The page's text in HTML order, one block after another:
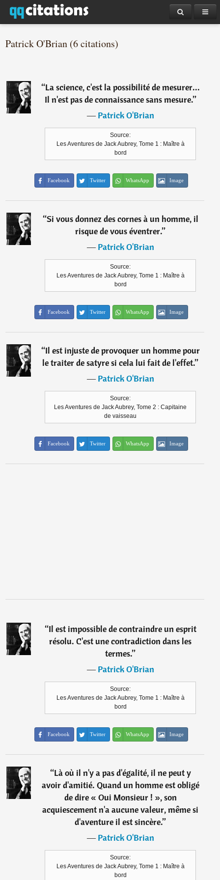
Patrick O'Brian (6 citations)
“La science, c'est la possibilité de mesurer...
Il n'est pas de connaissance sans mesure.”
―Patrick O'Brian
Source:
Les Aventures de Jack Aubrey, Tome 1 : Maître à
bord
Facebook Twitter WhatsApp Image
“Si vous donnez des cornes à un homme, il
risque de vous éventrer.”
―Patrick O'Brian
Source:
Les Aventures de Jack Aubrey, Tome 1 : Maître à
bord
Facebook Twitter WhatsApp Image
“Il est injuste de provoquer un homme pour
le traiter de satyre si cela lui fait de l'effet.”
―Patrick O'Brian
Source:
Les Aventures de Jack Aubrey, Tome 2 : Capitaine
de vaisseau
Facebook Twitter WhatsApp Image
“Il est impossible de contraindre un esprit
résolu. C'est une contradiction dans les
termes.”
―Patrick O'Brian
Source:
Les Aventures de Jack Aubrey, Tome 1 : Maître à
bord
Facebook Twitter WhatsApp Image
“Là où il n'y a pas d'égalité, il ne peut y
avoir d'amitié. Quand un homme est obligé
de dire « Oui Monsieur ! », son
acquiescement n'a aucune valeur, même si
d'aventure il est sincère.”
―Patrick O'Brian
Source:
Les Aventures de Jack Aubrey, Tome 1 : Maître à
bord